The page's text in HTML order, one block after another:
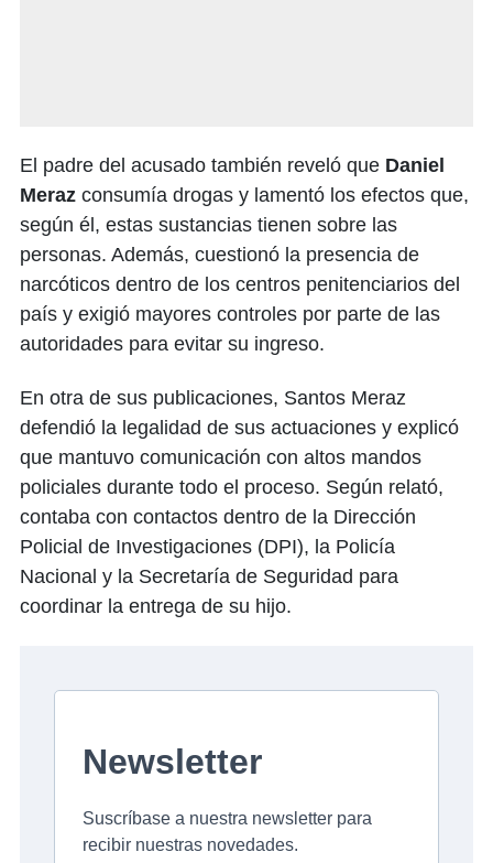
El padre del acusado también reveló que Daniel
Meraz consumía drogas y lamentó los efectos que,
según él, estas sustancias tienen sobre las
personas. Además, cuestionó la presencia de
narcóticos dentro de los centros penitenciarios del
país y exigió mayores controles por parte de las
autoridades para evitar su ingreso.
En otra de sus publicaciones, Santos Meraz
defendió la legalidad de sus actuaciones y explicó
que mantuvo comunicación con altos mandos
policiales durante todo el proceso. Según relató,
contaba con contactos dentro de la Dirección
Policial de Investigaciones (DPI), la Policía
Nacional y la Secretaría de Seguridad para
coordinar la entrega de su hijo.